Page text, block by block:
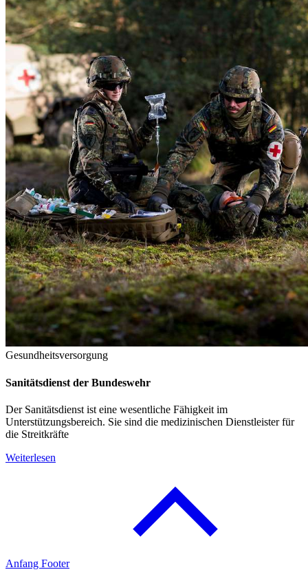
Gesundheitsversorgung
Sanitätsdienst der Bundeswehr
Der Sanitätsdienst ist eine wesentliche Fähigkeit im
Unterstützungsbereich. Sie sind die medizinischen Dienstleister für
die Streitkräfte
Weiterlesen
Anfang Footer